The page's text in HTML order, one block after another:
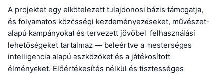
A projektet egy elkötelezett tulajdonosi bázis támogatja,
és folyamatos közösségi kezdeményezéseket, művészet-
alapú kampányokat és tervezett jövőbeli felhasználási
lehetőségeket tartalmaz — beleértve a mesterséges
intelligencia alapú eszközöket és a játékosított
élményeket. Előértékesítés nélkül és tisztességes